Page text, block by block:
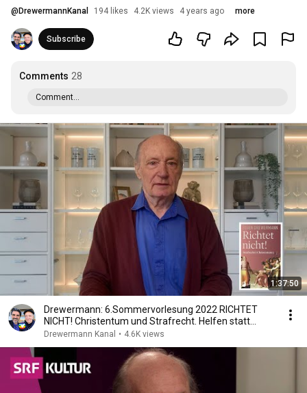
@ DrewermannKanal 194 likes 4.2K views 4 years ago more
Subscribe
Comments 28
Comment...
1:37:50
Drewermann: 6.Sommervorlesung 2022 RICHTET
NICHT! Christentum und Strafrecht. Helfen statt
Strafen
Drewermann Kanal • 4.6K views